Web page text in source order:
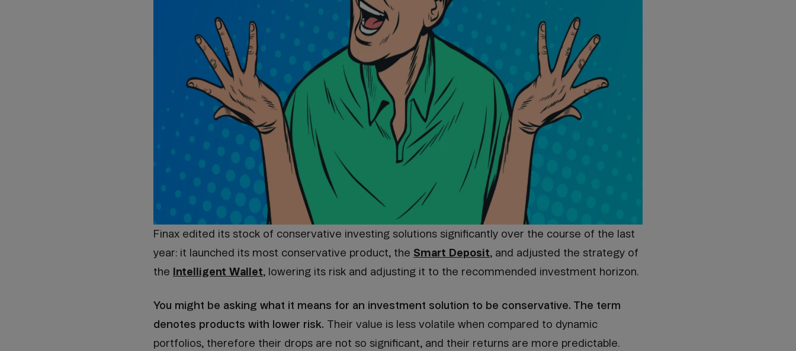
Finax edited its stock of conservative investing solutions significantly over the course of the last
year: it launched its most conservative product, the Smart Deposit, and adjusted the strategy of
the Intelligent Wallet, lowering its risk and adjusting it to the recommended investment horizon.
You might be asking what it means for an investment solution to be conservative. The term
denotes products with lower risk. Their value is less volatile when compared to dynamic
portfolios, therefore their drops are not so significant, and their returns are more predictable.